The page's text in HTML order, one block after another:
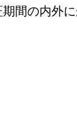
間の内外